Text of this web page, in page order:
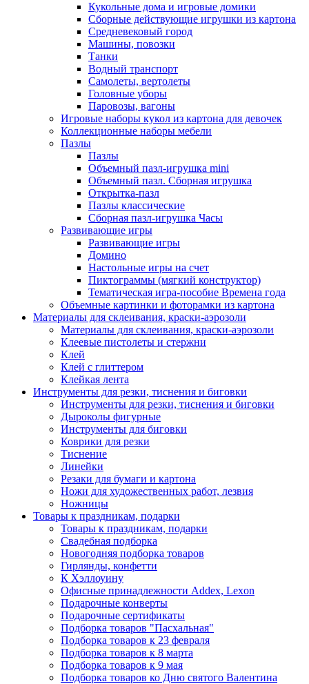
Кукольные дома и игровые домики
Сборные действующие игрушки из картона
Средневековый город
Машины, повозки
Танки
Водный транспорт
Самолеты, вертолеты
Головные уборы
Паровозы, вагоны
Игровые наборы кукол из картона для девочек
Коллекционные наборы мебели
Пазлы
Пазлы
Объемный пазл-игрушка mini
Объемный пазл. Сборная игрушка
Открытка-пазл
Пазлы классические
Сборная пазл-игрушка Часы
Развивающие игры
Развивающие игры
Домино
Настольные игры на счет
Пиктограммы (мягкий конструктор)
Тематическая игра-пособие Времена года
Объемные картинки и фоторамки из картона
Материалы для склеивания, краски-аэрозоли
Материалы для склеивания, краски-аэрозоли
Клеевые пистолеты и стержни
Клей
Клей с глиттером
Клейкая лента
Инструменты для резки, тиснения и биговки
Инструменты для резки, тиснения и биговки
Дыроколы фигурные
Инструменты для биговки
Коврики для резки
Тиснение
Линейки
Резаки для бумаги и картона
Ножи для художественных работ, лезвия
Ножницы
Товары к праздникам, подарки
Товары к праздникам, подарки
Свадебная подборка
Новогодняя подборка товаров
Гирлянды, конфетти
К Хэллоуину
Офисные принадлежности Addex, Lexon
Подарочные конверты
Подарочные сертификаты
Подборка товаров "Пасхальная"
Подборка товаров к 23 февраля
Подборка товаров к 8 марта
Подборка товаров к 9 мая
Подборка товаров ко Дню святого Валентина